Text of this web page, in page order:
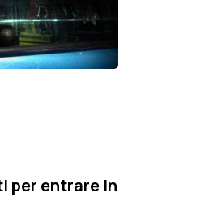
per entrare in